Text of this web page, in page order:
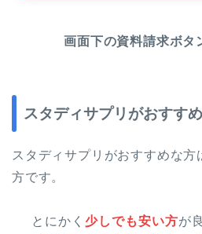
画面下の資料請求ボタ
スタディサプリがおすす
スタディサプリがおすすめな方
方です。
とにかく 少しでも安い方が